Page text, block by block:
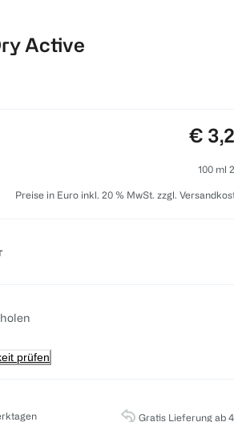
Active
€
100 ml
Preise in Euro inkl. 20 % MwSt. zzgl.
prüfen
Gratis Lieferung ab